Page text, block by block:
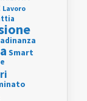
Lavoro
Smart